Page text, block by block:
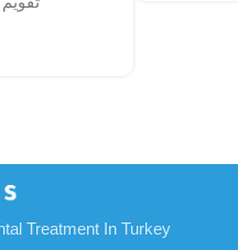
Treatment In Turkey